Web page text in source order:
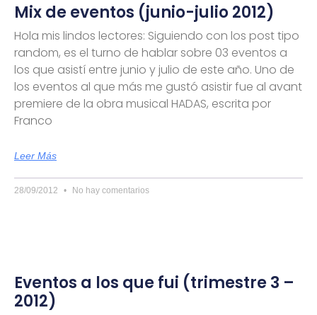
Mix de eventos (junio-julio 2012)
Hola mis lindos lectores: Siguiendo con los post tipo
random, es el turno de hablar sobre 03 eventos a
los que asistí entre junio y julio de este año. Uno de
los eventos al que más me gustó asistir fue al avant
premiere de la obra musical HADAS, escrita por
Franco
Leer Más
28/09/2012 No hay comentarios
Eventos a los que fui (trimestre 3 –
2012)